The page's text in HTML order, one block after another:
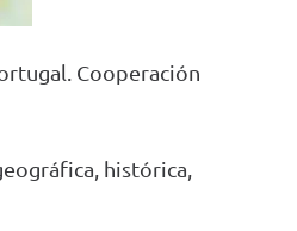
Cooperación
histórica,